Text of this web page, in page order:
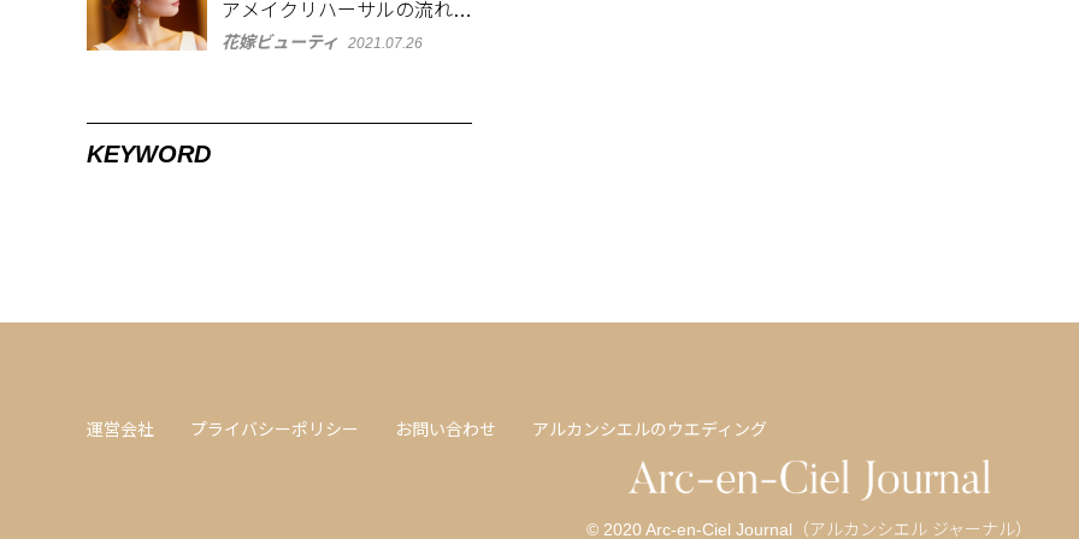
アメイクリハーサルの流れと
必須アイテムとは？
花嫁ビューティ 2021.07.26
KEYWORD
運営会社 プライバシーポリシー お問い合わせ アルカンシエルのウエディング
© 2020 Arc-en-Ciel Journal（アルカンシエル ジャーナル）